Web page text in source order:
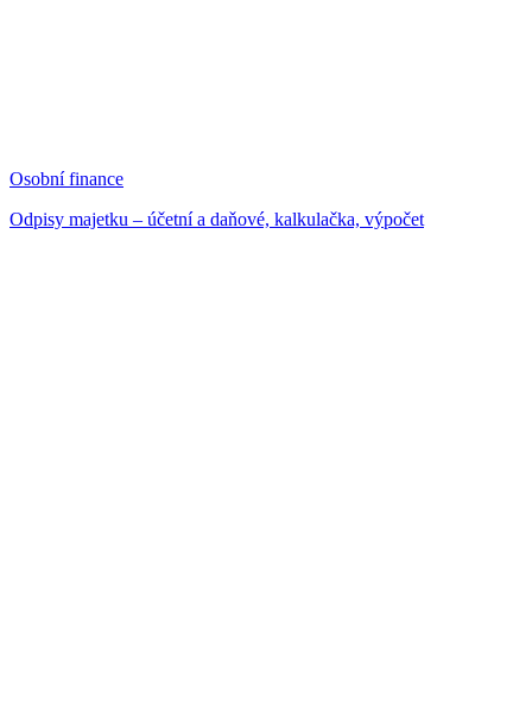
Osobní finance
Odpisy majetku – účetní a daňové, kalkulačka, výpočet